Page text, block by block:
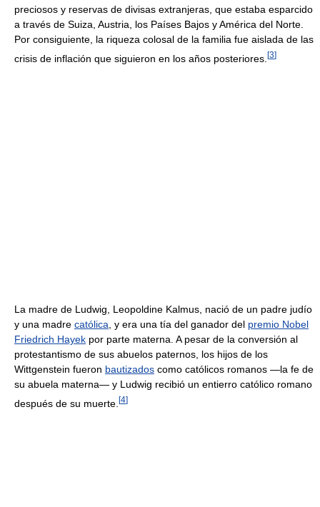
preciosos y reservas de divisas extranjeras, que estaba esparcido
a través de Suiza, Austria, los Países Bajos y América del Norte.
Por consiguiente, la riqueza colosal de la familia fue aislada de las
crisis de inflación que siguieron en los años posteriores. [3]
La madre de Ludwig, Leopoldine Kalmus, nació de un padre judío
y una madre católica , y era una tía del ganador del premio Nobel
Friedrich Hayek por parte materna. A pesar de la conversión al
protestantismo de sus abuelos paternos, los hijos de los
Wittgenstein fueron bautizados como católicos romanos —la fe de
su abuela materna— y Ludwig recibió un entierro católico romano
después de su muerte. [4]